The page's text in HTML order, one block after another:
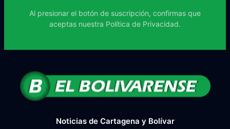
Al presionar el botón de suscripción, confirmas que
aceptas nuestra Política de Privacidad.
Noticias de Cartagena y Bolívar